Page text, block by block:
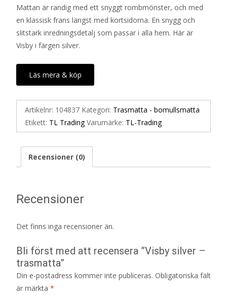
var:
515 kr.
är:
258 kr.
Mattan är randig med ett snyggt rombmönster, och med
en klassisk frans längst med kortsidorna. En snygg och
slitstark inredningsdetalj som passar i alla hem. Här är
Visby i färgen silver.
Läs mera & köp
Artikelnr: 104837 Kategori: Trasmatta - bomullsmatta
Etikett: TL Trading Varumärke: TL-Trading
Recensioner (0)
Recensioner
Det finns inga recensioner än.
Bli först med att recensera ”Visby silver –
trasmatta”
Din e-postadress kommer inte publiceras. Obligatoriska fält
är märkta *